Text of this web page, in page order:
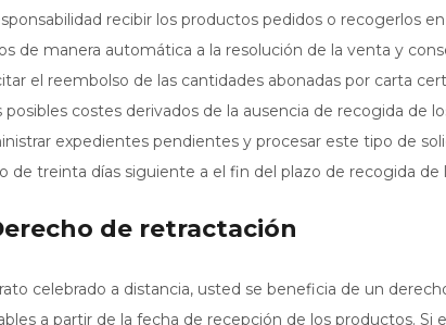
recibir los productos pedidos o recogerlos
de manera automática a la resolución de la venta y
el reembolso de las cantidades abonadas por carta
posibles costes derivados de la ausencia de recogida
expedientes pendientes y procesar este tipo de
de treinta días siguiente a el fin del plazo de recogida
de retractación
celebrado a distancia, usted se beneficia de un
a partir de la fecha de recepción de los productos.